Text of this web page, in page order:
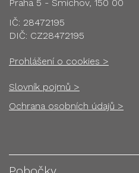
Praha 5 - Smíchov, 150 00
IČ: 28472195
DIČ: CZ28472195
Prohlášení o cookies >
Slovník pojmů >
Ochrana osobních údajů >